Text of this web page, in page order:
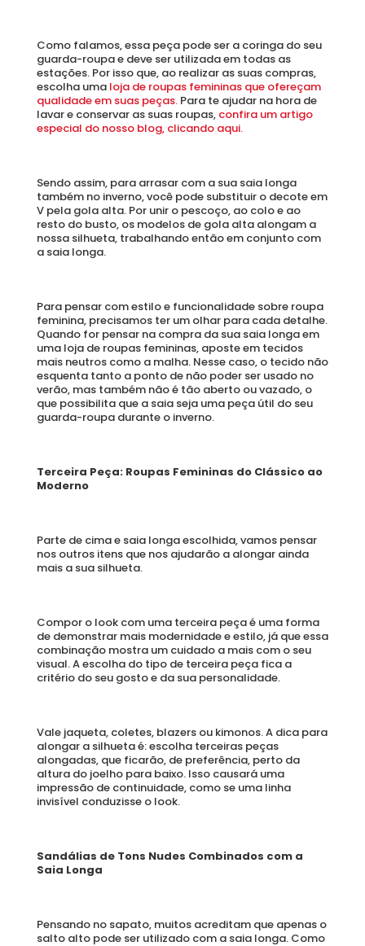
Como falamos, essa peça pode ser a coringa do seu
guarda-roupa e deve ser utilizada em todas as
estações. Por isso que, ao realizar as suas compras,
escolha uma loja de roupas femininas que ofereçam
qualidade em suas peças. Para te ajudar na hora de
lavar e conservar as suas roupas, confira um artigo
especial do nosso blog, clicando aqui.
Sendo assim, para arrasar com a sua saia longa
também no inverno, você pode substituir o decote em
V pela gola alta. Por unir o pescoço, ao colo e ao
resto do busto, os modelos de gola alta alongam a
nossa silhueta, trabalhando então em conjunto com
a saia longa.
Para pensar com estilo e funcionalidade sobre roupa
feminina, precisamos ter um olhar para cada detalhe.
Quando for pensar na compra da sua saia longa em
uma loja de roupas femininas, aposte em tecidos
mais neutros como a malha. Nesse caso, o tecido não
esquenta tanto a ponto de não poder ser usado no
verão, mas também não é tão aberto ou vazado, o
que possibilita que a saia seja uma peça útil do seu
guarda-roupa durante o inverno.
Terceira Peça: Roupas Femininas do Clássico ao
Moderno
Parte de cima e saia longa escolhida, vamos pensar
nos outros itens que nos ajudarão a alongar ainda
mais a sua silhueta.
Compor o look com uma terceira peça é uma forma
de demonstrar mais modernidade e estilo, já que essa
combinação mostra um cuidado a mais com o seu
visual. A escolha do tipo de terceira peça fica a
critério do seu gosto e da sua personalidade.
Vale jaqueta, coletes, blazers ou kimonos. A dica para
alongar a silhueta é: escolha terceiras peças
alongadas, que ficarão, de preferência, perto da
altura do joelho para baixo. Isso causará uma
impressão de continuidade, como se uma linha
invisível conduzisse o look.
Sandálias de Tons Nudes Combinados com a
Saia Longa
Pensando no sapato, muitos acreditam que apenas o
salto alto pode ser utilizado com a saia longa. Como